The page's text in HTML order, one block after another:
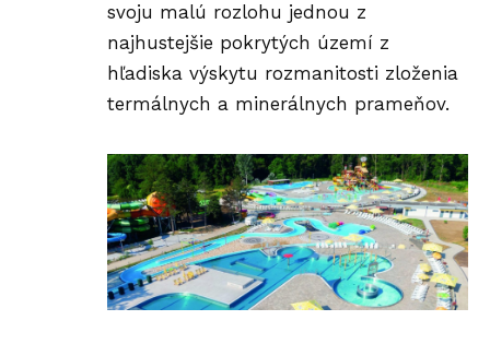
svoju malú rozlohu jednou z
najhustejšie pokrytých území z
hľadiska výskytu rozmanitosti zloženia
termálnych a minerálnych prameňov.